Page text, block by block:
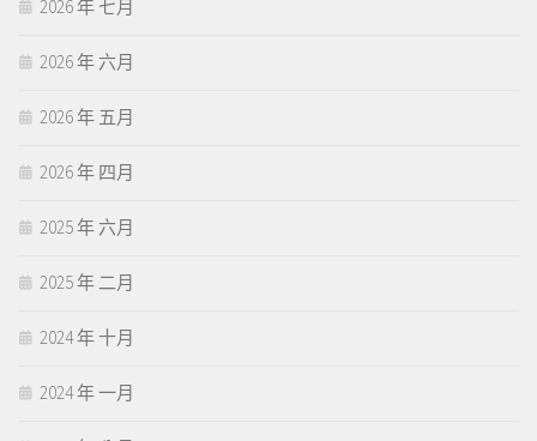
2026 年 七月
2026 年 六月
2026 年 五月
2026 年 四月
2025 年 六月
2025 年 二月
2024 年 十月
2024 年 一月